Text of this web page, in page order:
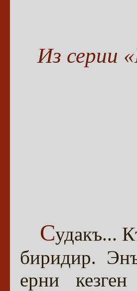
Из серии
Судакъ...
биридир.
ерни